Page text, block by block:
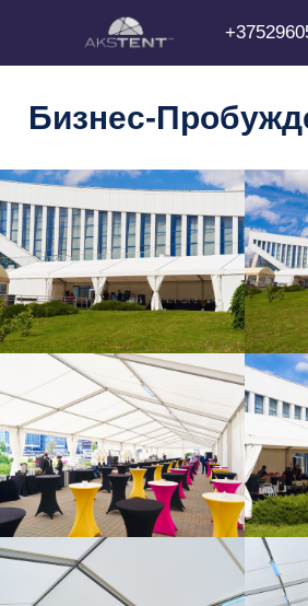
Бизнес-